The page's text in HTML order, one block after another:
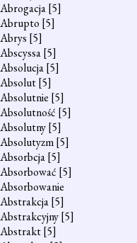
Abrogacja[5]
Abrupto [5]
Abrys [5]
Abscyssa[5]
Absolucja[5]
Absolut[5]
Absolutnie [5]
Absolutność [5]
Absolutny[5]
Absolutyzm[5]
Absorbcja[5]
Absorbować [5]
Absorbowanie
Abstrakcja[5]
Abstrakcyjny[5]
Abstrakt[5]